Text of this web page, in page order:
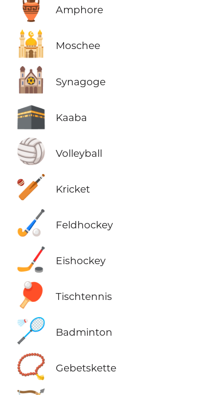
🏺 Amphore
🕌 Moschee
🕍 Synagoge
🕋 Kaaba
🏐 Volleyball
🏏 Kricket
🏑 Feldhockey
🏒 Eishockey
🏓 Tischtennis
🏸 Badminton
📿 Gebetskette